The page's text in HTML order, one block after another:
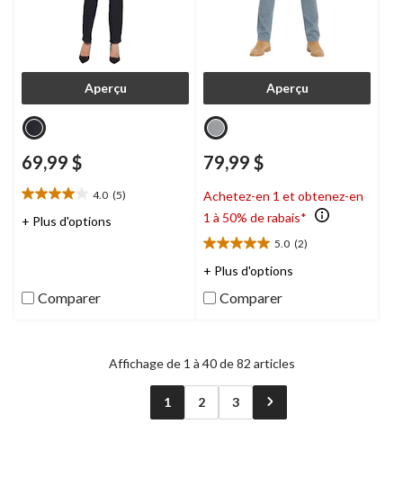
Aperçu
69,99 $
4.0 (5)
4.0
étoile(s)
évaluations
+ Plus d'options
Comparer
Aperçu
79,99 $
Achetez-en 1 et obtenez-en
1 à 50% de rabais*
5.0 (2)
5.0
étoile(s)
5.
+ Plus d'options
Comparer
Affichage de 1 à 40 de 82 articles
1 2 3